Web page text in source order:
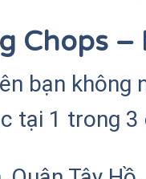
Chops –
bạn không
tại 1 trong 3